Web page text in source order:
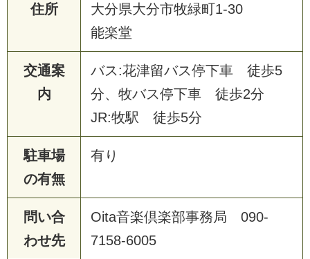
住所
大分県大分市牧緑町1-30
能楽堂
交通案
内
バス:花津留バス停下車 徒歩5
分、牧バス停下車 徒歩2分
JR:牧駅 徒歩5分
駐車場
の有無
有り
問い合
わせ先
Oita音楽倶楽部事務局 090-
7158-6005